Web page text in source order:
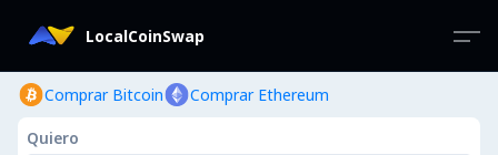
LocalCoinSwap
Comprar Bitcoin Comprar Ethereum
Quiero